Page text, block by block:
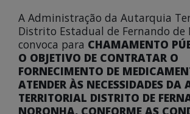
A Administração da Autarquia
Distrito Estadual de Fernando de
convoca para CHAMAMENTO
O OBJETIVO DE CONTRATAR O
FORNECIMENTO DE
ATENDER ÀS NECESSIDADES
TERRITORIAL DISTRITO DE